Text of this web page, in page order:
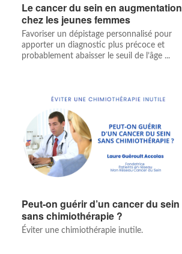
Le cancer du sein en augmentation
chez les jeunes femmes
Favoriser un dépistage personnalisé pour
apporter un diagnostic plus précoce et
probablement abaisser le seuil de l’âge ...
Peut-on guérir d’un cancer du sein
sans chimiothérapie ?
Éviter une chimiothérapie inutile.